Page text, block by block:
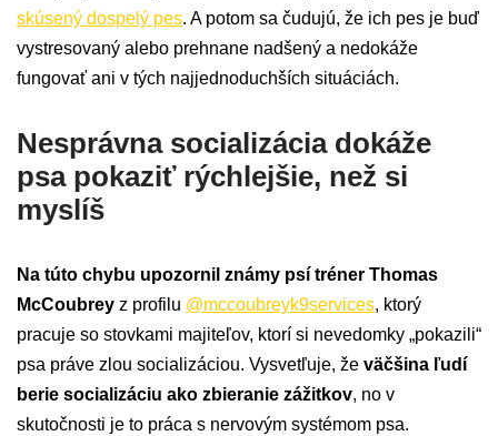
skúsený dospelý pes. A potom sa čudujú, že ich pes je buď
vystresovaný alebo prehnane nadšený a nedokáže
fungovať ani v tých najjednoduchších situáciách.
Nesprávna socializácia dokáže
psa pokaziť rýchlejšie, než si
myslíš
Na túto chybu upozornil známy psí tréner Thomas
McCoubrey z profilu @mccoubreyk9services, ktorý
pracuje so stovkami majiteľov, ktorí si nevedomky „pokazili“
psa práve zlou socializáciou. Vysvetľuje, že väčšina ľudí
berie socializáciu ako zbieranie zážitkov, no v
skutočnosti je to práca s nervovým systémom psa.